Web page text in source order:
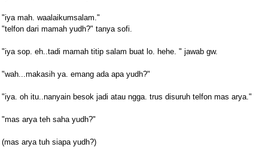
"iya mah. waalaikumsalam."
"telfon dari mamah yudh?" tanya sofi.
"iya sop. eh..tadi mamah titip salam buat lo. hehe. " jawab gw.
"wah...makasih ya. emang ada apa yudh?"
"iya. oh itu..nanyain besok jadi atau ngga. trus disuruh telfon mas arya."
"mas arya teh saha yudh?"
(mas arya tuh siapa yudh?)